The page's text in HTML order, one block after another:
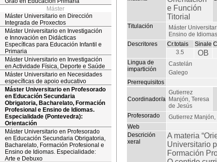
Máster
Máster Universitario en Dirección
Integrada de Proxectos
Máster Universitario en Investigación
e Innovación en Didácticas
Específicas para Educación Infantil e
Primaria
Máster Universitario en Investigación
en Actividade Física, Deporte e Saúde
Máster Universitario en Necesidades
específicas de apoio educativo
Máster Universitario en Profesorado
en Educación Secundaria
Obrigatoria, Bacharelato, Formación
Profesional e Ensino de Idiomas.
Especialidade (Pontevedra):
Orientación
Máster Universitario en Profesorado
en Educación Secundaria Obrigatoria,
Bacharelato, Formación Profesional e
Ensino de Idiomas. Especialidade:
Arte e Debuxo
e Función
Titorial
Titulación
Máster
Ensino de
Descritores
Cr.totais Sinale
3.5
OB
Lingua de
impartición
Castelán
Galego
Prerrequisitos
Coordinador/a
Gutierrez
Manjón, Teresa
de Jesús
Profesorado
Gutierrez
Web
Descrición
xeral
A materia
Universitario
Formación